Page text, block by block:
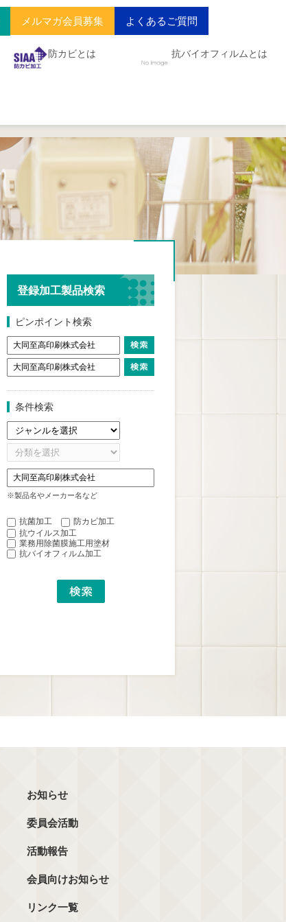
メルマガ会員募集 よくあるご質問
防カビとは 抗バイオフィルムとは
登録加工製品検索
ピンポイント検索
条件検索
※製品名やメーカー名など
抗菌加工
防カビ加工
抗ウイルス加工
業務用除菌膜施工用塗材
抗バイオフィルム加工
お知らせ
委員会活動
活動報告
会員向けお知らせ
リンク一覧